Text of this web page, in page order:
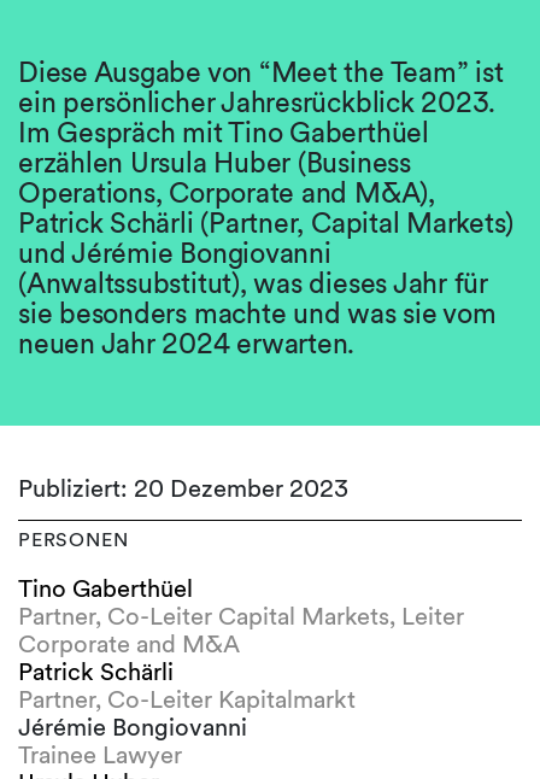
Diese Ausgabe von “Meet the Team” ist
ein persönlicher Jahresrückblick 2023.
Im Gespräch mit Tino Gaberthüel
erzählen Ursula Huber (Business
Operations, Corporate and M&A),
Patrick Schärli (Partner, Capital Markets)
und Jérémie Bongiovanni
(Anwaltssubstitut), was dieses Jahr für
sie besonders machte und was sie vom
neuen Jahr 2024 erwarten.
Publiziert: 20 Dezember 2023
PERSONEN
Tino Gaberthüel
Partner, Co-Leiter Capital Markets, Leiter
Corporate and M&A
Patrick Schärli
Partner, Co-Leiter Kapitalmarkt
Jérémie Bongiovanni
Trainee Lawyer